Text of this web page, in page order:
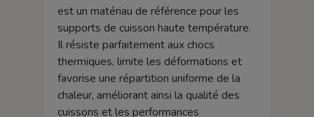
est un matériau de référence pour les
supports de cuisson haute température.
Il résiste parfaitement aux chocs
thermiques, limite les déformations et
favorise une répartition uniforme de la
chaleur, améliorant ainsi la qualité des
cuissons et les performances